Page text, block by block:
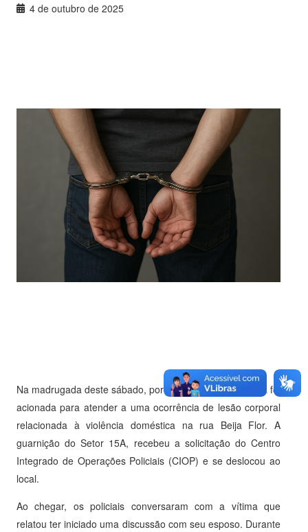
4 de outubro de 2025
Na madrugada deste sábado, por volta de 1h30, a polícia foi
acionada para atender a uma ocorrência de lesão corporal
relacionada à violência doméstica na rua Beija Flor. A
guarnição do Setor 15A, recebeu a solicitação do Centro
Integrado de Operações Policiais (CIOP) e se deslocou ao
local.
Ao chegar, os policiais conversaram com a vítima que
relatou ter iniciado uma discussão com seu esposo. Durante